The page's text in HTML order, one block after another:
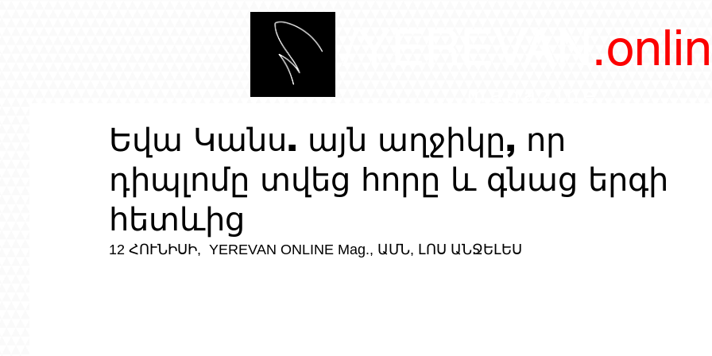
Եվա Կանս. այն աղջիկը, որ
դիպլոմը տվեց հորը և գնաց երգի
հետևից
12 ՀՈՒՆԻՍԻ,  YEREVAN ONLINE Mag., ԱՄՆ, ԼՈՍ ԱՆՋԵԼԵՍ